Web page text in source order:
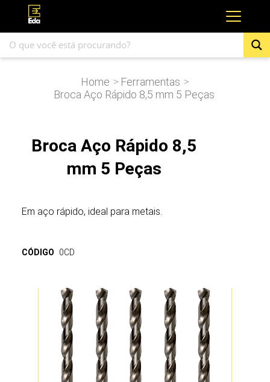
Home > Ferramentas >
Broca Aço Rápido 8,5 mm 5 Peças
Broca Aço Rápido 8,5
mm 5 Peças
Em aço rápido, ideal para metais.
CÓDIGO 0CD